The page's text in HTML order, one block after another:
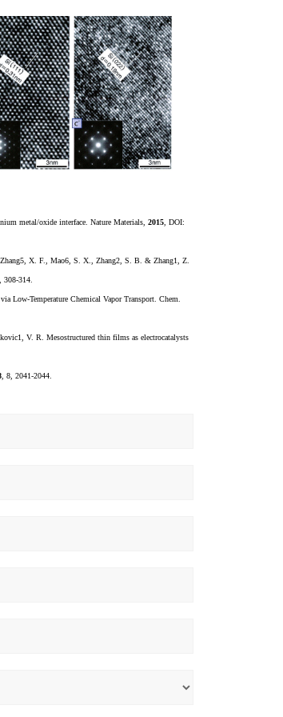
metal/oxide interface. Nature Materials, 2015 , DOI:
X. F., Mao6, S. X., Zhang2, S. B. & Zhang1, Z.
308-314.
Temperature Chemical Vapor Transport. Chem.
V. R. Mesostructured thin films as electrocatalysts
, 8, 2041-2044.